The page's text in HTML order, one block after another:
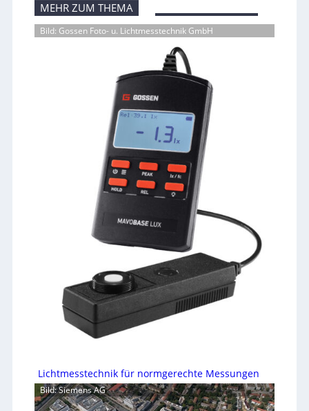
MEHR ZUM THEMA
Bild: Gossen Foto- u. Lichtmesstechnik GmbH
Lichtmesstechnik für normgerechte Messungen
Bild: Siemens AG